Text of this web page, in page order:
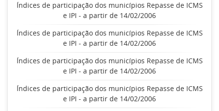
Índices de participação dos municípios Repasse de ICMS
e IPI - a partir de 14/02/2006
Índices de participação dos municípios Repasse de ICMS
e IPI - a partir de 14/02/2006
Índices de participação dos municípios Repasse de ICMS
e IPI - a partir de 14/02/2006
Índices de participação dos municípios Repasse de ICMS
e IPI - a partir de 14/02/2006